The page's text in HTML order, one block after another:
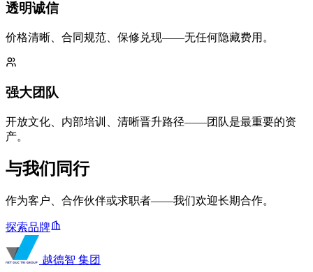
透明诚信
价格清晰、合同规范、保修兑现——无任何隐藏费用。
强大团队
开放文化、内部培训、清晰晋升路径——团队是最重要的资
产。
与我们同行
作为客户、合作伙伴或求职者——我们欢迎长期合作。
探索品牌
越德智 集团